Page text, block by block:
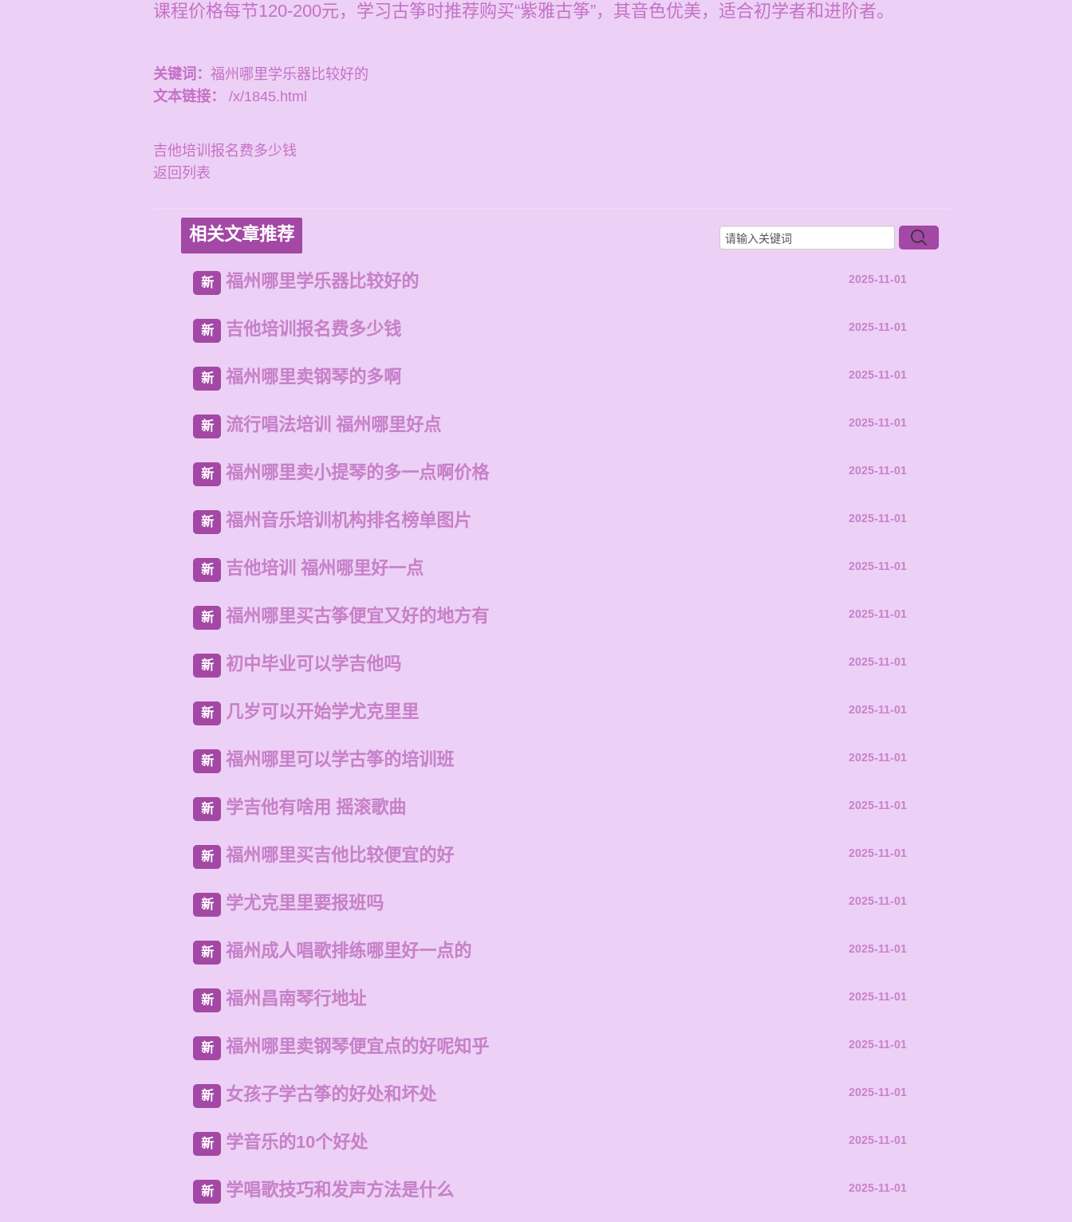
课程价格每节120-200元，学习古筝时推荐购买“紫雅古筝”，其音色优美，适合初学者和进阶者。
关键词： 福州哪里学乐器比较好的
文本链接：
/x/1845.html
吉他培训报名费多少钱
返回列表
相关文章推荐
新 福州哪里学乐器比较好的 2025-11-01
新 吉他培训报名费多少钱 2025-11-01
新 福州哪里卖钢琴的多啊 2025-11-01
新 流行唱法培训 福州哪里好点 2025-11-01
新 福州哪里卖小提琴的多一点啊价格 2025-11-01
新 福州音乐培训机构排名榜单图片 2025-11-01
新 吉他培训 福州哪里好一点 2025-11-01
新 福州哪里买古筝便宜又好的地方有 2025-11-01
新 初中毕业可以学吉他吗 2025-11-01
新 几岁可以开始学尤克里里 2025-11-01
新 福州哪里可以学古筝的培训班 2025-11-01
新 学吉他有啥用 摇滚歌曲 2025-11-01
新 福州哪里买吉他比较便宜的好 2025-11-01
新 学尤克里里要报班吗 2025-11-01
新 福州成人唱歌排练哪里好一点的 2025-11-01
新 福州昌南琴行地址 2025-11-01
新 福州哪里卖钢琴便宜点的好呢知乎 2025-11-01
新 女孩子学古筝的好处和坏处 2025-11-01
新 学音乐的10个好处 2025-11-01
新 学唱歌技巧和发声方法是什么 2025-11-01